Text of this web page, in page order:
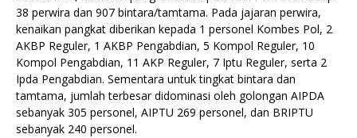
38 perwira dan 907 bintara/tamtama. Pada jajaran perwira,
kenaikan pangkat diberikan kepada 1 personel Kombes Pol, 2
AKBP Reguler, 1 AKBP Pengabdian, 5 Kompol Reguler, 10
Kompol Pengabdian, 11 AKP Reguler, 7 Iptu Reguler, serta 2
Ipda Pengabdian. Sementara untuk tingkat bintara dan
tamtama, jumlah terbesar didominasi oleh golongan AIPDA
sebanyak 305 personel, AIPTU 269 personel, dan BRIPTU
sebanyak 240 personel.